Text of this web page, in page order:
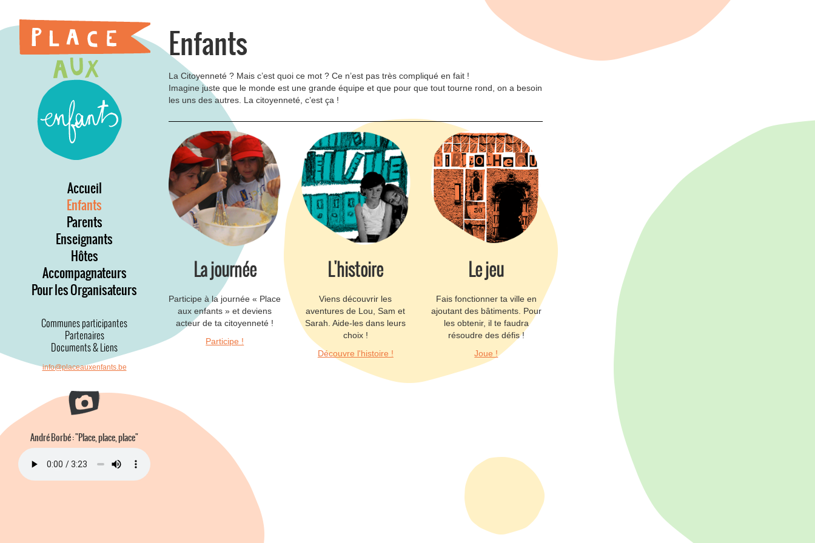
Accueil
Enfants
Parents
Enseignants
Hôtes
Accompagnateurs
Pour les Organisateurs
Communes participantes
Partenaires
Documents & Liens
info@placeauxenfants.be
André Borbé : "Place, place, place"
Enfants
La Citoyenneté ? Mais c’est quoi ce mot ? Ce n’est pas très compliqué en fait !
Imagine juste que le monde est une grande équipe et que pour que tout tourne rond, on a besoin
les uns des autres. La citoyenneté, c’est ça !
La journée
Participe à la journée « Place
aux enfants » et deviens
acteur de ta citoyenneté !
Participe !
L'histoire
Viens découvrir les
aventures de Lou, Sam et
Sarah. Aide-les dans leurs
choix !
Découvre l'histoire !
Le jeu
Fais fonctionner ta ville en
ajoutant des bâtiments. Pour
les obtenir, il te faudra
résoudre des défis !
Joue !